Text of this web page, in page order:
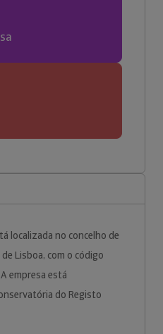
localizada no concelho de
Lisboa, com o código
empresa está
do Registo